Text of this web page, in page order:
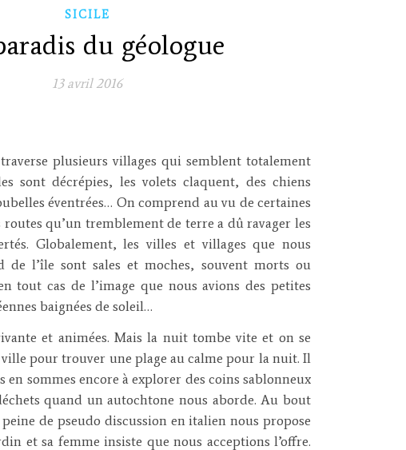
SICILE
du géologue
13 avril 2016
plusieurs villages qui semblent totalement
sont décrépies, les volets claquent, des chiens
éventrées… On comprend au vu de certaines
routes qu’un tremblement de terre a dû ravager les
Globalement, les villes et villages que nous
de l’île sont sales et moches, souvent morts ou
tout cas de l’image que nous avions des petites
baignées de soleil…
et animées. Mais la nuit tombe vite et on se
pour trouver une plage au calme pour la nuit. Il
en sommes encore à explorer des coins sablonneux
quand un autochtone nous aborde. Au bout
de pseudo discussion en italien nous propose
et sa femme insiste que nous acceptions l’offre.